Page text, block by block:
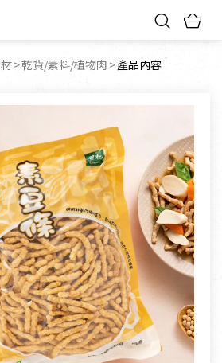
乾貨/素料/植物肉 目前頁面：
產品內容